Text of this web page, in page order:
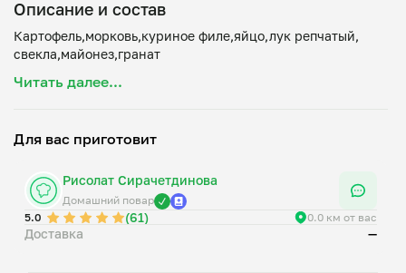
Описание и состав
Картофель,морковь,куриное филе,яйцо,лук репчатый,
Читать далее...
Для вас приготовит
Рисолат Сирачетдинова
Домашний повар
5.0
(61) 0.0 км от вас
Доставка —